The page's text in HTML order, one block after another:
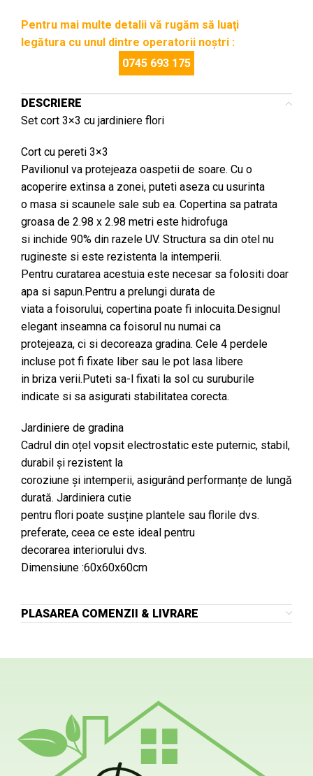
Pentru mai multe detalii vă rugăm să luaţi
legătura cu unul dintre operatorii noştri :
0745 693 175
DESCRIERE
Set cort 3×3 cu jardiniere flori
Cort cu pereti 3×3
Pavilionul va protejeaza oaspetii de soare. Cu o
acoperire extinsa a zonei, puteti aseza cu usurinta
o masa si scaunele sale sub ea. Copertina sa patrata
groasa de 2.98 x 2.98 metri este hidrofuga
si inchide 90% din razele UV. Structura sa din otel nu
rugineste si este rezistenta la intemperii.
Pentru curatarea acestuia este necesar sa folositi doar
apa si sapun.Pentru a prelungi durata de
viata a foisorului, copertina poate fi inlocuita.Designul
elegant inseamna ca foisorul nu numai ca
protejeaza, ci si decoreaza gradina. Cele 4 perdele
incluse pot fi fixate liber sau le pot lasa libere
in briza verii.Puteti sa-l fixati la sol cu suruburile
indicate si sa asigurati stabilitatea corecta.
Jardiniere de gradina
Cadrul din oțel vopsit electrostatic este puternic, stabil,
durabil și rezistent la
coroziune și intemperii, asigurând performanțe de lungă
durată. Jardiniera cutie
pentru flori poate susține plantele sau florile dvs.
preferate, ceea ce este ideal pentru
decorarea interiorului dvs.
Dimensiune :60x60x60cm
PLASAREA COMENZII & LIVRARE